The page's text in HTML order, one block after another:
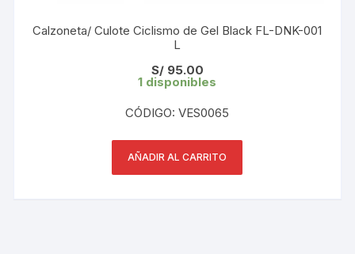
Calzoneta/ Culote Ciclismo de Gel Black FL-DNK-001
L
S/95.00
1 disponibles
CÓDIGO: VES0065
AÑADIR AL CARRITO